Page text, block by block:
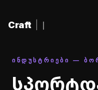
Craft
ᲘᲜᲓᲣᲡᲢᲠᲘᲔᲑᲘ —